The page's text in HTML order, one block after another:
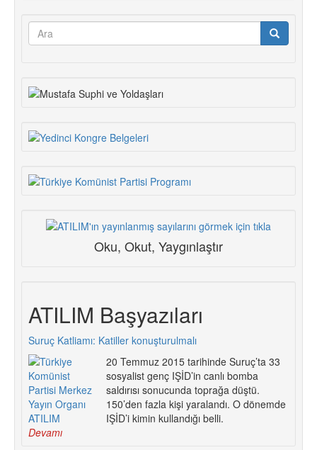
Arama
Oku, Okut, Yaygınlaştır
ATILIM Başyazıları
Suruç Katliamı: Katiller konuşturulmalı
20 Temmuz 2015 tarihinde Suruç’ta 33
sosyalist genç IŞİD’in canlı bomba
saldırısı sonucunda toprağa düştü.
150’den fazla kişi yaralandı. O dönemde
IŞİD’i kimin kullandığı belli.
Devamı